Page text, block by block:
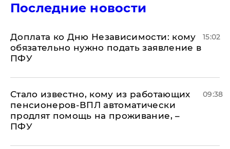
Последние новости
Доплата ко Дню Независимости: кому
обязательно нужно подать заявление в
ПФУ
15:02
Стало известно, кому из работающих
пенсионеров-ВПЛ автоматически
продлят помощь на проживание, –
ПФУ
09:38